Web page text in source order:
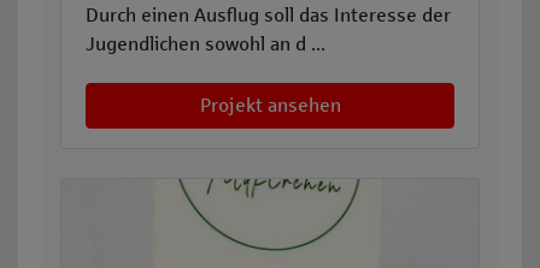
Durch einen Ausflug soll das Interesse der
Jugendlichen sowohl an d ...
Projekt ansehen